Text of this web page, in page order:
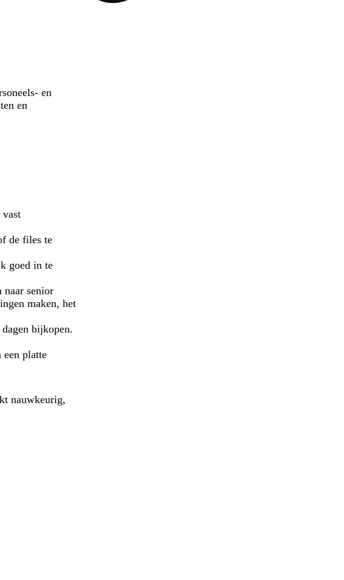
en
en
vast
de files te
goed in te
senior
maken, het
bijkopen.
een platte
nauwkeurig,